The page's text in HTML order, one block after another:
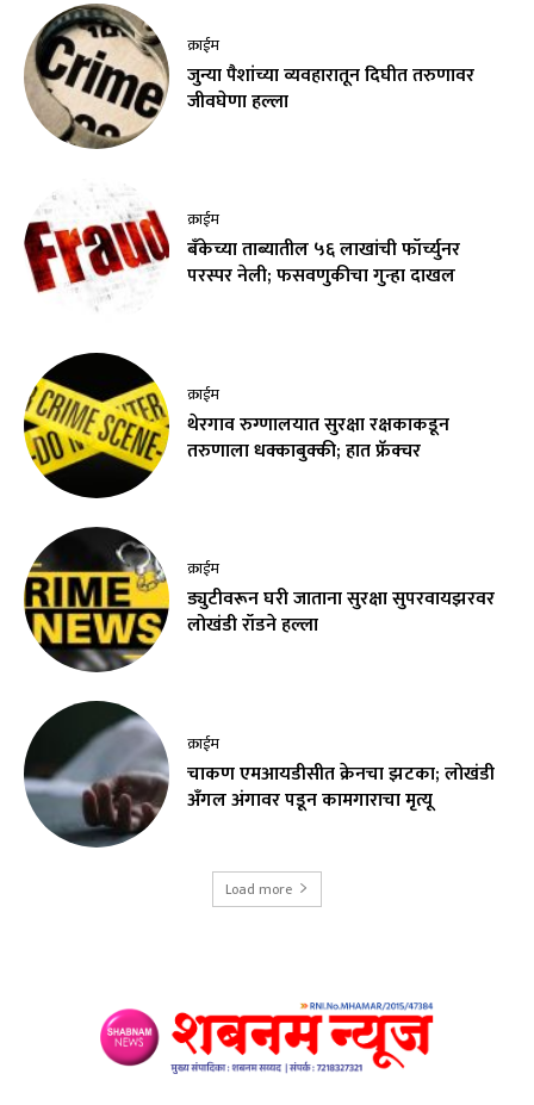
क्राईम
जुन्या पैशांच्या व्यवहारातून दिघीत तरुणावर
जीवघेणा हल्ला
क्राईम
बँकेच्या ताब्यातील ५६ लाखांची फॉर्च्युनर
परस्पर नेली; फसवणुकीचा गुन्हा दाखल
क्राईम
थेरगाव रुग्णालयात सुरक्षा रक्षकाकडून
तरुणाला धक्काबुक्की; हात फ्रॅक्चर
क्राईम
ड्युटीवरून घरी जाताना सुरक्षा सुपरवायझरवर
लोखंडी रॉडने हल्ला
क्राईम
चाकण एमआयडीसीत क्रेनचा झटका; लोखंडी
अँगल अंगावर पडून कामगाराचा मृत्यू
Load more